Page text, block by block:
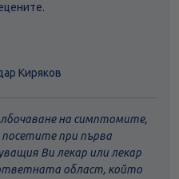
Киряков
на симптомите,
при първа
Ви лекар или лекар
област, който